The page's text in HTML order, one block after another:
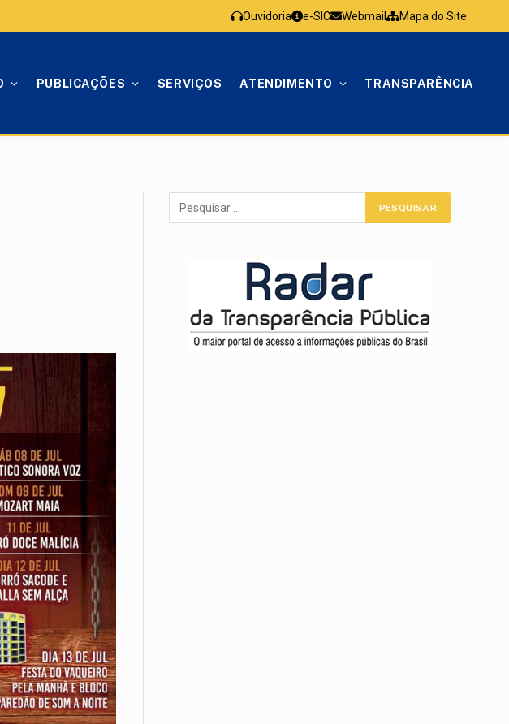
Ouvidoria e-SIC Webmail Mapa do Site
PUBLICAÇÕES SERVIÇOS ATENDIMENTO TRANSPARÊNCIA